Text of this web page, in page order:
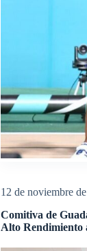
12 de noviembre
Comitiva de
Alto Rendimiento